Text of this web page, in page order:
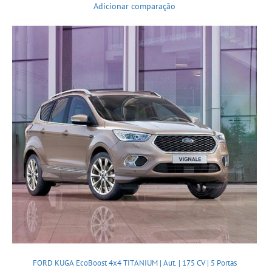
Adicionar comparação
FORD KUGA EcoBoost 4x4 TITANIUM | Aut. | 175 CV | 5 Portas